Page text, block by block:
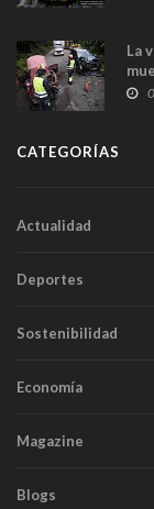
La
CATEGORÍAS
Actualidad
Deportes
Sostenibilidad
Economía
Magazine
Blogs